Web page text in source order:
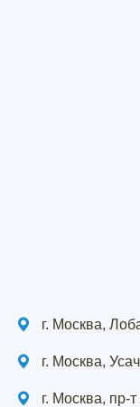
г. Москва,
г. Москва,
г. Москва, пр-